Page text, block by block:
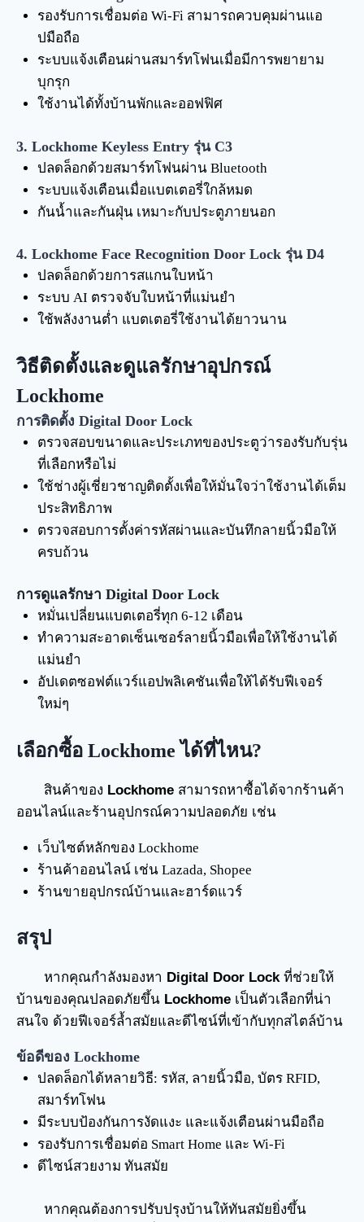
รองรับการเชื่อมต่อ Wi-Fi สามารถควบคุมผ่านแอ
ปมือถือ
ระบบแจ้งเตือนผ่านสมาร์ทโฟนเมื่อมีการพยายาม
บุกรุก
ใช้งานได้ทั้งบ้านพักและออฟฟิศ
3. Lockhome Keyless Entry รุ่น C3
ปลดล็อกด้วยสมาร์ทโฟนผ่าน Bluetooth
ระบบแจ้งเตือนเมื่อแบตเตอรี่ใกล้หมด
กันน้ำและกันฝุ่น เหมาะกับประตูภายนอก
4. Lockhome Face Recognition Door Lock รุ่น D4
ปลดล็อกด้วยการสแกนใบหน้า
ระบบ AI ตรวจจับใบหน้าที่แม่นยำ
ใช้พลังงานต่ำ แบตเตอรี่ใช้งานได้ยาวนาน
วิธีติดตั้งและดูแลรักษาอุปกรณ์
Lockhome
การติดตั้ง Digital Door Lock
ตรวจสอบขนาดและประเภทของประตูว่ารองรับกับรุ่น
ที่เลือกหรือไม่
ใช้ช่างผู้เชี่ยวชาญติดตั้งเพื่อให้มั่นใจว่าใช้งานได้เต็ม
ประสิทธิภาพ
ตรวจสอบการตั้งค่ารหัสผ่านและบันทึกลายนิ้วมือให้
ครบถ้วน
การดูแลรักษา Digital Door Lock
หมั่นเปลี่ยนแบตเตอรี่ทุก 6-12 เดือน
ทำความสะอาดเซ็นเซอร์ลายนิ้วมือเพื่อให้ใช้งานได้
แม่นยำ
อัปเดตซอฟต์แวร์แอปพลิเคชันเพื่อให้ได้รับฟีเจอร์
ใหม่ๆ
เลือกซื้อ Lockhome ได้ที่ไหน?
สินค้าของ Lockhome สามารถหาซื้อได้จากร้านค้า
ออนไลน์และร้านอุปกรณ์ความปลอดภัย เช่น
เว็บไซต์หลักของ Lockhome
ร้านค้าออนไลน์ เช่น Lazada, Shopee
ร้านขายอุปกรณ์บ้านและฮาร์ดแวร์
สรุป
หากคุณกำลังมองหา Digital Door Lockที่ช่วยให้
บ้านของคุณปลอดภัยขึ้น Lockhome เป็นตัวเลือกที่น่า
สนใจ ด้วยฟีเจอร์ล้ำสมัยและดีไซน์ที่เข้ากับทุกสไตล์บ้าน
ข้อดีของ Lockhome
ปลดล็อกได้หลายวิธี: รหัส, ลายนิ้วมือ, บัตร RFID,
สมาร์ทโฟน
มีระบบป้องกันการงัดแงะ และแจ้งเตือนผ่านมือถือ
รองรับการเชื่อมต่อ Smart Home และ Wi-Fi
ดีไซน์สวยงาม ทันสมัย
หากคุณต้องการปรับปรุงบ้านให้ทันสมัยยิ่งขึ้น